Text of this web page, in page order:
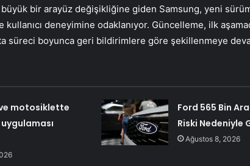
büyük bir arayüz değişikliğine giden Samsung, yeni
deneyimine odaklanıyor. Güncelleme, ilk
süreci boyunca geri bildirimlere göre şekillenmeye
motosiklette
Ford 565 Bin
Riski Nedeniyle
Ağustos 8, 2026